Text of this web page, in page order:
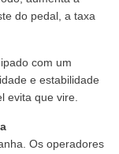
do pedal, a taxa
com um
e estabilidade
evita que vire.
Os operadores